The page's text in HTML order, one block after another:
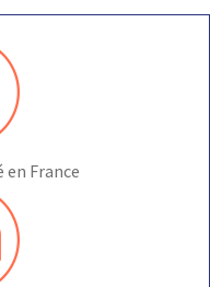
en France